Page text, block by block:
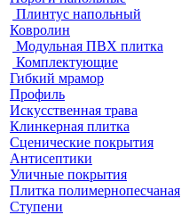
Плинтус напольный
Ковролин
Модульная ПВХ плитка
Комплектующие
Гибкий мрамор
Профиль
Искусственная трава
Клинкерная плитка
Сценические покрытия
Антисептики
Уличные покрытия
Плитка полимернопесчаная
Ступени